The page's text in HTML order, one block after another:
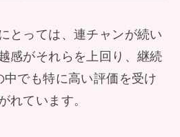
とっては、連チャンが続い
感がそれらを上回り、継続
でも特に高い評価を受け
れています。